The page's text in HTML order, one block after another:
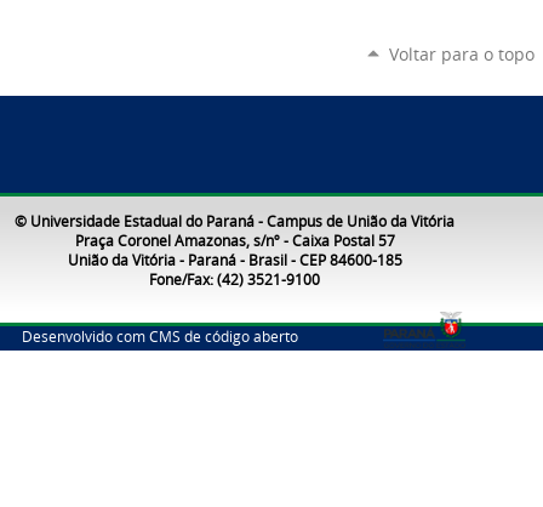
Voltar para o topo
© Universidade Estadual do Paraná - Campus de União da Vitória
Praça Coronel Amazonas, s/nº - Caixa Postal 57
União da Vitória - Paraná - Brasil - CEP 84600-185
Fone/Fax: (42) 3521-9100
Desenvolvido com CMS de código aberto